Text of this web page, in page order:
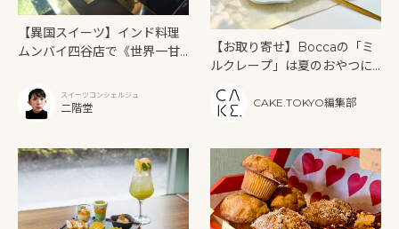
【異国スイーツ】インド料理
ムンバイ四谷店で《世界一甘
ー》を味わうスイーツコンシェルジュ
二階堂
【お取り寄せ】Boccaの「ミ
ルクレープ」は夏のおやつに
CAKE.TOKYO編集部